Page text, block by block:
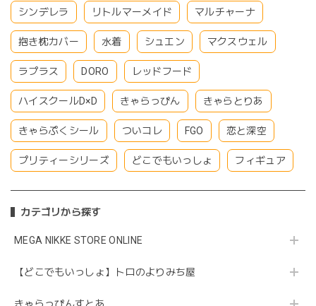
シンデレラ リトルマーメイド マルチャーナ
抱き枕カバー 水着 シュエン マクスウェル
ラプラス DORO レッドフード
ハイスクールD×D きゃらっぴん きゃらとりあ
きゃらぷくシール ついコレ FGO 恋と深空
プリティーシリーズ どこでもいっしょ フィギュア
カテゴリから探す
MEGA NIKKE STORE ONLINE
【どこでもいっしょ】トロのよりみち屋